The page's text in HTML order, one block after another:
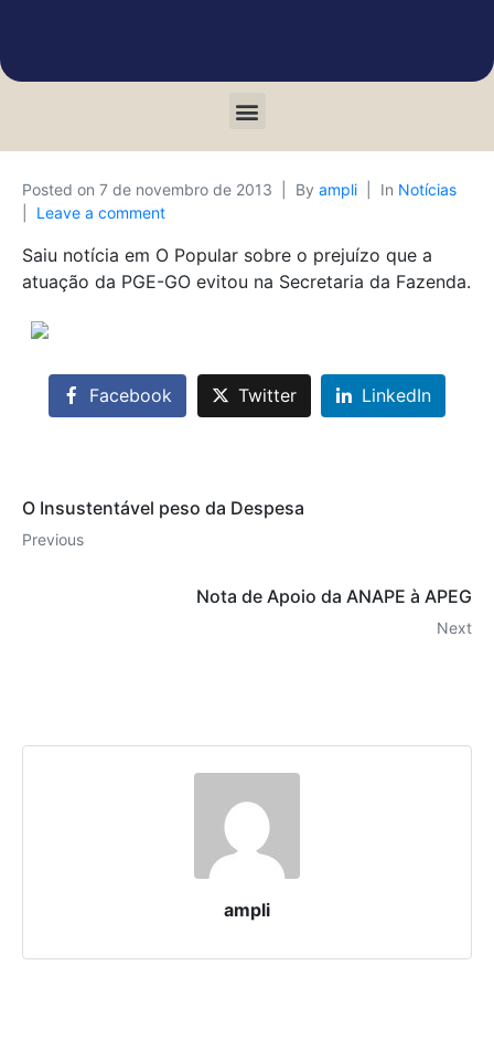
Posted on 7 de novembro de 2013 By ampli In Notícias
Leave a comment
Saiu notícia em O Popular sobre o prejuízo que a
atuação da PGE-GO evitou na Secretaria da Fazenda.
Facebook Twitter LinkedIn
O Insustentável peso da Despesa
Previous
Nota de Apoio da ANAPE à APEG
Next
ampli